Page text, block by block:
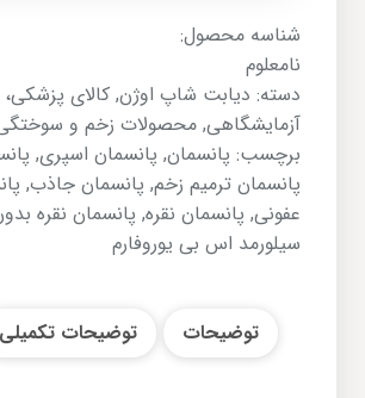
سیلورمد
اس
بی
یوروفارم
عدد
شناسه محصول:
نامعلوم
دسته: دیابت شاپ اوژن,کالای پزشکی،
آزمایشگاهی,محصولات زخم و
برچسب: پانسمان, پانسمان اسپری,
پانسمان ترمیم زخم, پانسمان جاذب,
عفونی, پانسمان نقره, پانسمان نقره
سیلورمد اس بی یوروفارم
توضیحات توضیحات تکمیلی